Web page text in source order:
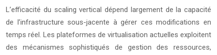
L’efficacité du scaling vertical dépend largement de la capacité
de l’infrastructure sous-jacente à gérer ces modifications en
temps réel. Les plateformes de virtualisation actuelles exploitent
des mécanismes sophistiqués de gestion des ressources,